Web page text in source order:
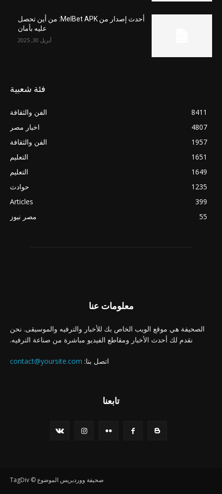
أحدث إصدار من MelBet APK: من أين تحصل
عليه بأمان
أبريل 30, 2025
فئة شعبية
الفن والثقافة
8411
اخبار مصر
4807
الفن والثقافة
1957
التعليم
1651
التعليم
1649
حوادث
1235
Articles
399
مصر نيوز
55
معلومات عنا
الصحيفة هي موقع الويب الخاص بك للأخبار والترفيه والموسيقى. نحن
نقدم لك أحدث الأخبار ومقاطع الفيديو مباشرة من صناعة الترفيه.
اتصل بنا: contact@yoursite.com
تابعنا
صحيفة ووردبريس الموضوع © TagDiv